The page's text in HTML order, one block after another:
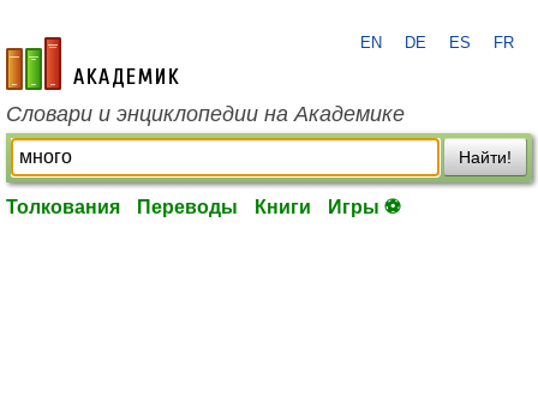
academic.ru
EN DE ES FR
Словари и энциклопедии на Академике
Найти!
Толкования Переводы Книги Игры ⚽